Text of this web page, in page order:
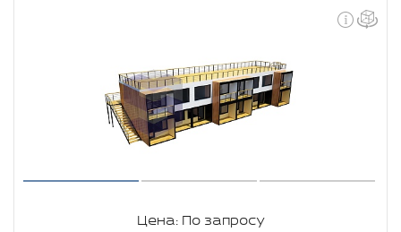
Цена: По запросу